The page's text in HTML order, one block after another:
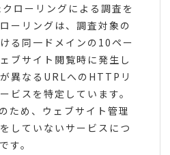
ローリングによる調査を
ーリングは、調査対象の
る同一ドメインの10ペー
ブサイト閲覧時に発生し
異なるURLへのHTTPリ
ビスを特定しています。
ため、ウェブサイト管理
していないサービスにつ
す。